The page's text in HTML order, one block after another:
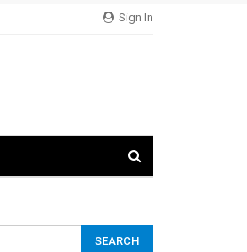
Sign In